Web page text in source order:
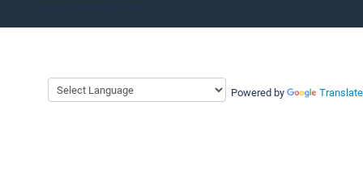
Powered by Translate